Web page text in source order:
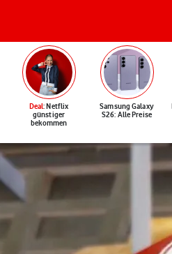
Deal: Netflix
günstiger
bekommen
Samsung Galaxy
S26: Alle Preise